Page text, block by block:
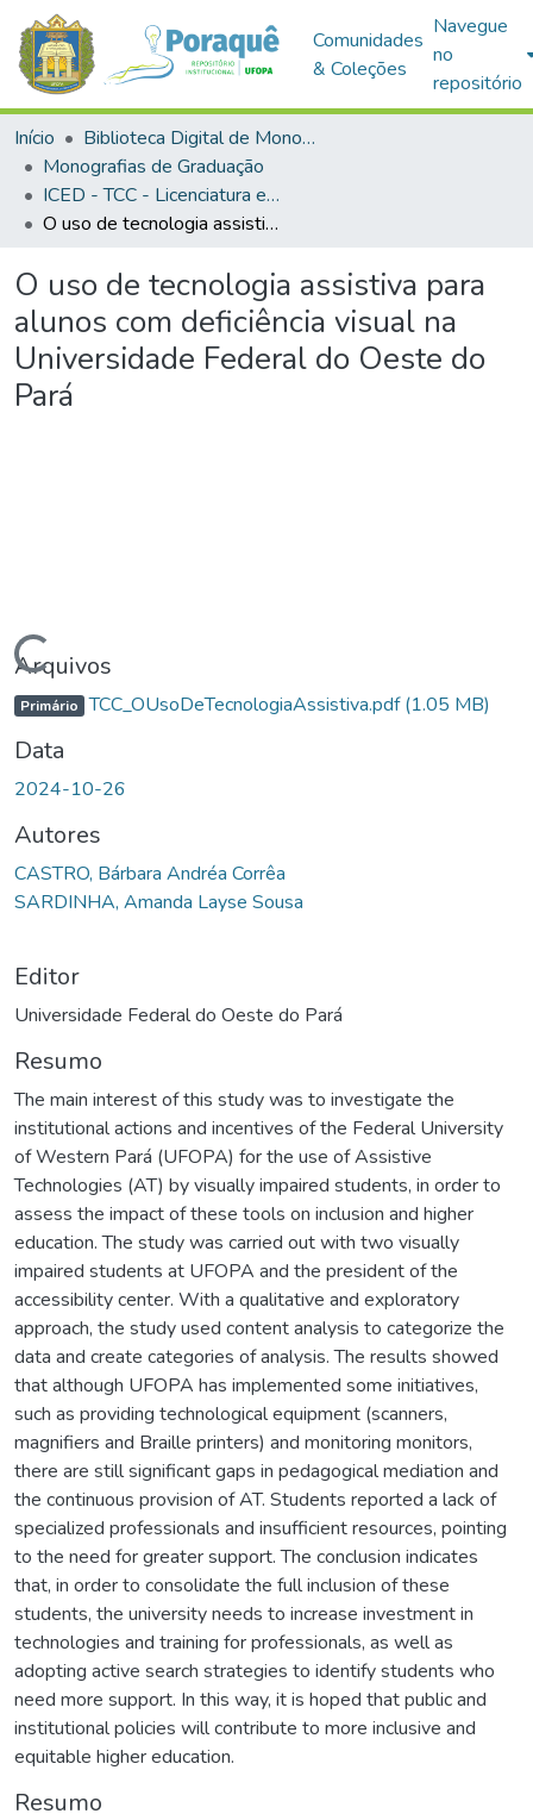
Comunidades
& Coleções
Navegue
no
repositório
Início
Biblioteca Digital de Monografias (BDM)
Monografias de Graduação
ICED - TCC - Licenciatura em Pedagogia
O uso de tecnologia assistiva para alunos com deficiência visual na Universidade Federal do Oeste do Pará
O uso de tecnologia assistiva para
alunos com deficiência visual na
Universidade Federal do Oeste do
Pará
Carregando...
Arquivos
Primário TCC_OUsoDeTecnologiaAssistiva.pdf(1.05 MB)
Data
2024-10-26
Autores
CASTRO, Bárbara Andréa Corrêa
SARDINHA, Amanda Layse Sousa
Editor
Universidade Federal do Oeste do Pará
Resumo
The main interest of this study was to investigate the
institutional actions and incentives of the Federal University
of Western Pará (UFOPA) for the use of Assistive
Technologies (AT) by visually impaired students, in order to
assess the impact of these tools on inclusion and higher
education. The study was carried out with two visually
impaired students at UFOPA and the president of the
accessibility center. With a qualitative and exploratory
approach, the study used content analysis to categorize the
data and create categories of analysis. The results showed
that although UFOPA has implemented some initiatives,
such as providing technological equipment (scanners,
magnifiers and Braille printers) and monitoring monitors,
there are still significant gaps in pedagogical mediation and
the continuous provision of AT. Students reported a lack of
specialized professionals and insufficient resources, pointing
to the need for greater support. The conclusion indicates
that, in order to consolidate the full inclusion of these
students, the university needs to increase investment in
technologies and training for professionals, as well as
adopting active search strategies to identify students who
need more support. In this way, it is hoped that public and
institutional policies will contribute to more inclusive and
equitable higher education.
Resumo